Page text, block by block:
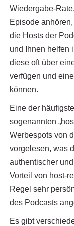
Wiedergabe-
Episode
die Hosts der
und Ihnen helfen
diese oft über
verfügen und
können.
Eine der
sogenannten
Werbespots von
vorgelesen, was
authentischer
Vorteil von host-
Regel sehr
des Podcasts
Es gibt